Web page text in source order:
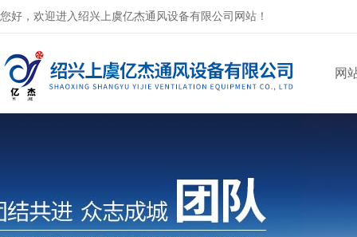
您好，欢迎进入绍兴上虞亿杰通风设备有限公司网站！
网